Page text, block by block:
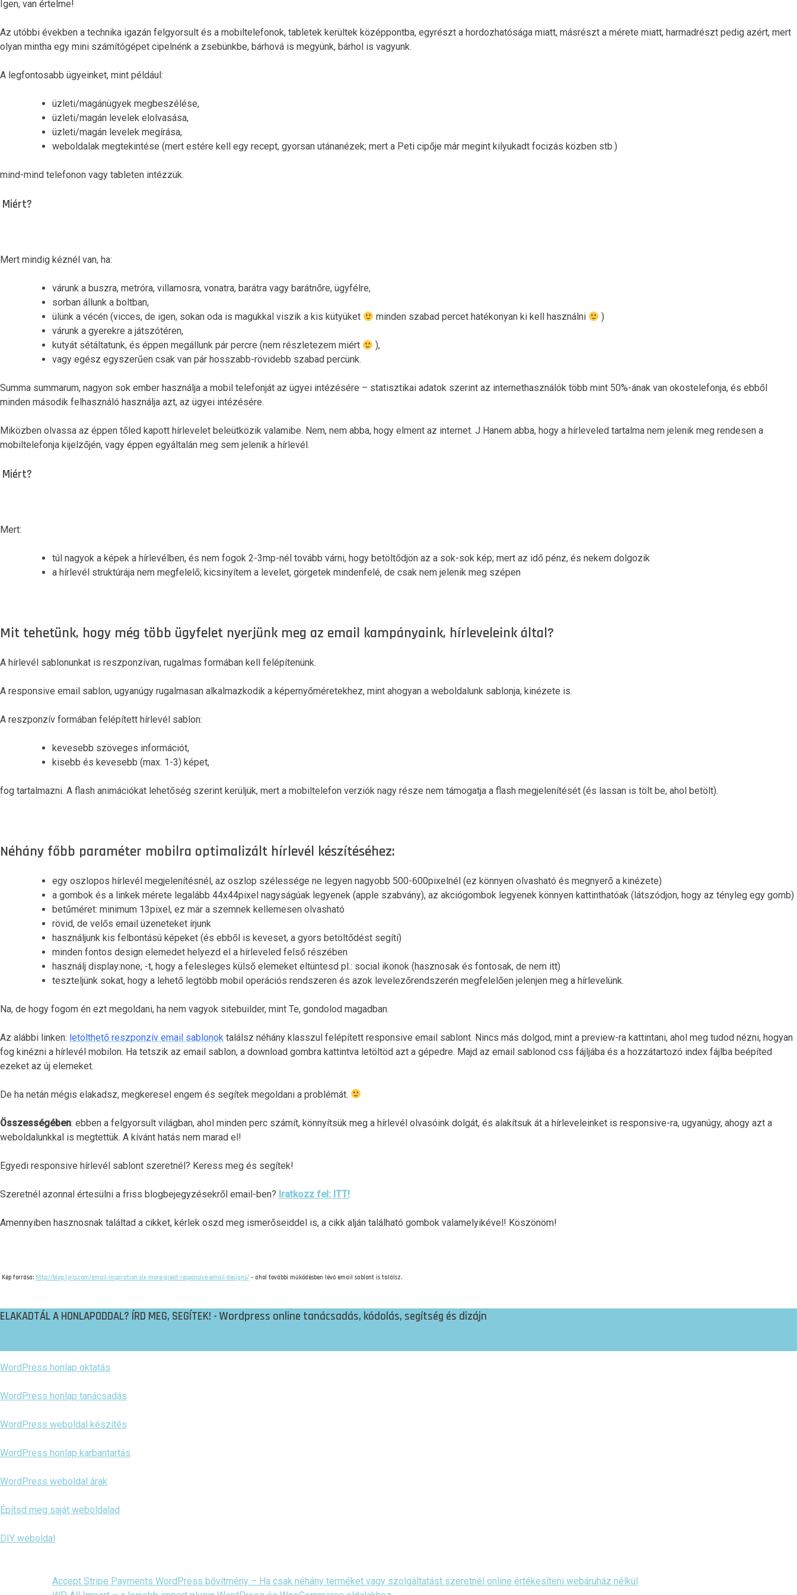
Igen, van értelme!
Az utóbbi években a technika igazán felgyorsult és a mobiltelefonok, tabletek kerültek középpontba, egyrészt a hordozhatósága miatt, másrészt a mérete miatt, harmadrészt pedig azért, mert
olyan mintha egy mini számítógépet cipelnénk a zsebünkbe, bárhová is megyünk, bárhol is vagyunk.
A legfontosabb ügyeinket, mint például:
üzleti/magánügyek megbeszélése,
üzleti/magán levelek elolvasása,
üzleti/magán levelek megírása,
weboldalak megtekintése (mert estére kell egy recept, gyorsan utánanézek; mert a Peti cipője már megint kilyukadt focizás közben stb.)
mind-mind telefonon vagy tableten intézzük.
Miért?
Mert mindig kéznél van, ha:
várunk a buszra, metróra, villamosra, vonatra, barátra vagy barátnőre, ügyfélre,
sorban állunk a boltban,
ülünk a vécén (vicces, de igen, sokan oda is magukkal viszik a kis kütyüket
minden szabad percet hatékonyan ki kell használni
)
várunk a gyerekre a játszótéren,
kutyát sétáltatunk, és éppen megállunk pár percre (nem részletezem miért
),
vagy egész egyszerűen csak van pár hosszabb-rövidebb szabad percünk.
Summa summarum, nagyon sok ember használja a mobil telefonját az ügyei intézésére – statisztikai adatok szerint az internethasználók több mint 50%-ának van okostelefonja, és ebből
minden második felhasználó használja azt, az ügyei intézésére.
Miközben olvassa az éppen tőled kapott hírlevelet beleütközik valamibe. Nem, nem abba, hogy elment az internet. J Hanem abba, hogy a hírleveled tartalma nem jelenik meg rendesen a
mobiltelefonja kijelzőjén, vagy éppen egyáltalán meg sem jelenik a hírlevél.
Miért?
Mert:
túl nagyok a képek a hírlevélben, és nem fogok 2-3mp-nél tovább várni, hogy betöltődjön az a sok-sok kép; mert az idő pénz, és nekem dolgozik
a hírlevél struktúrája nem megfelelő; kicsinyítem a levelet, görgetek mindenfelé, de csak nem jelenik meg szépen
Mit tehetünk, hogy még több ügyfelet nyerjünk meg az email kampányaink, hírleveleink által?
A hírlevél sablonunkat is reszponzívan, rugalmas formában kell felépítenünk.
A responsive email sablon, ugyanúgy rugalmasan alkalmazkodik a képernyőméretekhez, mint ahogyan a weboldalunk sablonja, kinézete is.
A reszponzív formában felépített hírlevél sablon:
kevesebb szöveges információt,
kisebb és kevesebb (max. 1-3) képet,
fog tartalmazni. A flash animációkat lehetőség szerint kerüljük, mert a mobiltelefon verziók nagy része nem támogatja a flash megjelenítését (és lassan is tölt be, ahol betölt).
Néhány főbb paraméter mobilra optimalizált hírlevél készítéséhez:
egy oszlopos hírlevél megjelenítésnél, az oszlop szélessége ne legyen nagyobb 500-600pixelnél (ez könnyen olvasható és megnyerő a kinézete)
a gombok és a linkek mérete legalább 44x44pixel nagyságúak legyenek (apple szabvány), az akciógombok legyenek könnyen kattinthatóak (látszódjon, hogy az tényleg egy gomb)
betűméret: minimum 13pixel, ez már a szemnek kellemesen olvasható
rövid, de velős email üzeneteket írjunk
használjunk kis felbontású képeket (és ebből is keveset, a gyors betöltődést segíti)
minden fontos design elemedet helyezd el a hírleveled felső részében
használj display:none; -t, hogy a felesleges külső elemeket eltüntesd pl.: social ikonok (hasznosak és fontosak, de nem itt)
teszteljünk sokat, hogy a lehető legtöbb mobil operációs rendszeren és azok levelezőrendszerén megfelelően jelenjen meg a hírlevelünk.
Na, de hogy fogom én ezt megoldani, ha nem vagyok sitebuilder, mint Te, gondolod magadban.
Az alábbi linken: letölthető reszponzív email sablonok találsz néhány klasszul felépített responsive email sablont. Nincs más dolgod, mint a preview-ra kattintani, ahol meg tudod nézni, hogyan
fog kinézni a hírlevél mobilon. Ha tetszik az email sablon, a download gombra kattintva letöltöd azt a gépedre. Majd az email sablonod css fájljába és a hozzátartozó index fájlba beépíted
ezeket az új elemeket.
De ha netán mégis elakadsz, megkeresel engem és segítek megoldani a problémát.
Összességében: ebben a felgyorsult világban, ahol minden perc számít, könnyítsük meg a hírlevél olvasóink dolgát, és alakítsuk át a hírleveleinket is responsive-ra, ugyanúgy, ahogy azt a
weboldalunkkal is megtettük. A kívánt hatás nem marad el!
Egyedi responsive hírlevél sablont szeretnél? Keress meg és segítek!
Szeretnél azonnal értesülni a friss blogbejegyzésekről email-ben? Iratkozz fel: ITT!
Amennyiben hasznosnak találtad a cikket, kérlek oszd meg ismerőseiddel is, a cikk alján található gombok valamelyikével! Köszönöm!
Kép forrása: http://blog.lyris.com/email-inspiration-six-more-great-responsive-email-designs/ – ahol további működésben lévő email sablont is találsz.
ELAKADTÁL A HONLAPODDAL? ÍRD MEG, SEGÍTEK! - Wordpress online tanácsadás, kódolás, segítség és dizájn
WordPress honlap oktatás
WordPress honlap tanácsadás
WordPress weboldal készítés
WordPress honlap karbantartás
WordPress weboldal árak
Építsd meg saját weboldalad
DIY weboldal
Accept Stripe Payments WordPress bővítmény – Ha csak néhány terméket vagy szolgáltatást szeretnél online értékesíteni webáruház nélkül